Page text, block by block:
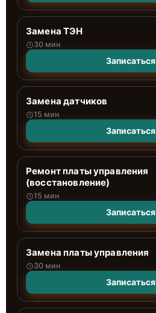
Замена ТЭН
30 мин
Записаться
Замена датчиков
15 мин
Записаться
Ремонт платы управления
(восстановление)
15 мин
Записаться
Замена платы управления
30 мин
Записаться